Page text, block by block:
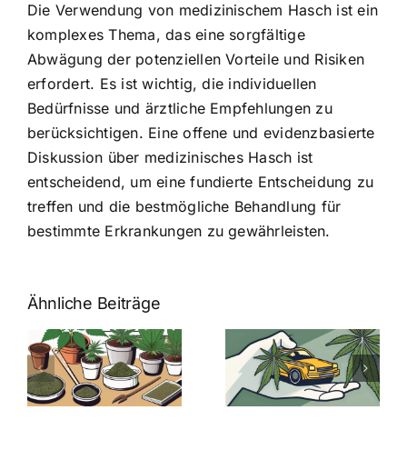
Die Verwendung von medizinischem Hasch ist ein
komplexes Thema, das eine sorgfältige
Abwägung der potenziellen Vorteile und Risiken
erfordert. Es ist wichtig, die individuellen
Bedürfnisse und ärztliche Empfehlungen zu
berücksichtigen. Eine offene und evidenzbasierte
Diskussion über medizinisches Hasch ist
entscheidend, um eine fundierte Entscheidung zu
treffen und die bestmögliche Behandlung für
bestimmte Erkrankungen zu gewährleisten.
Ähnliche Beiträge
Neue THC-
Grenzwert-
Regelung:
Was Sie über
Cannabis und
Cannabis
Samen
kaufen: Alles
was Sie